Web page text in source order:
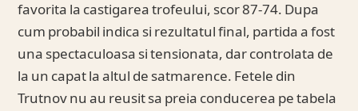
favorita la castigarea trofeului, scor 87-74. Dupa
cum probabil indica si rezultatul final, partida a fost
una spectaculoasa si tensionata, dar controlata de
la un capat la altul de satmarence. Fetele din
Trutnov nu au reusit sa preia conducerea pe tabela